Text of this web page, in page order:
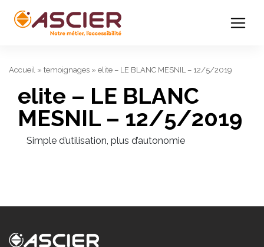
Accueil » temoignages » elite – LE BLANC MESNIL – 12/5/2019
elite – LE BLANC
MESNIL – 12/5/2019
Simple d’utilisation, plus d’autonomie